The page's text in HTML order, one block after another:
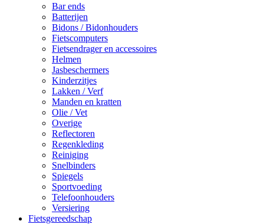
Bar ends
Batterijen
Bidons / Bidonhouders
Fietscomputers
Fietsendrager en accessoires
Helmen
Jasbeschermers
Kinderzitjes
Lakken / Verf
Manden en kratten
Olie / Vet
Overige
Reflectoren
Regenkleding
Reiniging
Snelbinders
Spiegels
Sportvoeding
Telefoonhouders
Versiering
Fietsgereedschap